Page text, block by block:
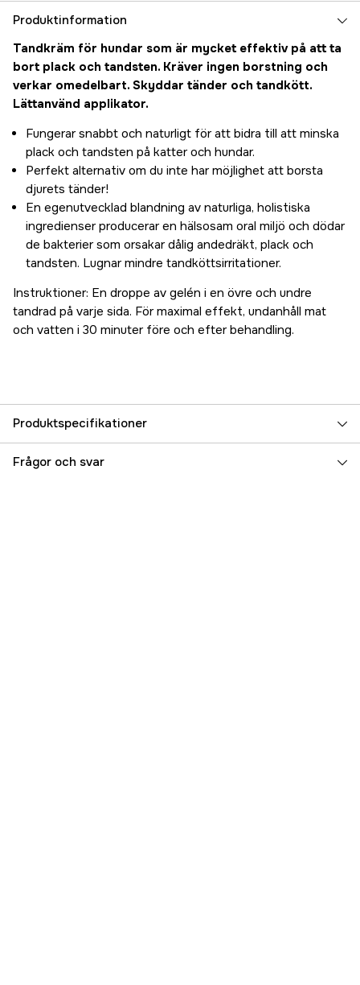
Produktinformation
Tandkräm för hundar som är mycket effektiv på att ta
bort plack och tandsten. Kräver ingen borstning och
verkar omedelbart. Skyddar tänder och tandkött.
Lättanvänd applikator.
Fungerar snabbt och naturligt för att bidra till att minska
plack och tandsten på katter och hundar.
Perfekt alternativ om du inte har möjlighet att borsta
djurets tänder!
En egenutvecklad blandning av naturliga, holistiska
ingredienser producerar en hälsosam oral miljö och dödar
de bakterier som orsakar dålig andedräkt, plack och
tandsten. Lugnar mindre tandköttsirritationer.
Instruktioner: En droppe av gelén i en övre och undre
tandrad på varje sida. För maximal effekt, undanhåll mat
och vatten i 30 minuter före och efter behandling.
Produktspecifikationer
Djurtyp Hund
Frågor och svar